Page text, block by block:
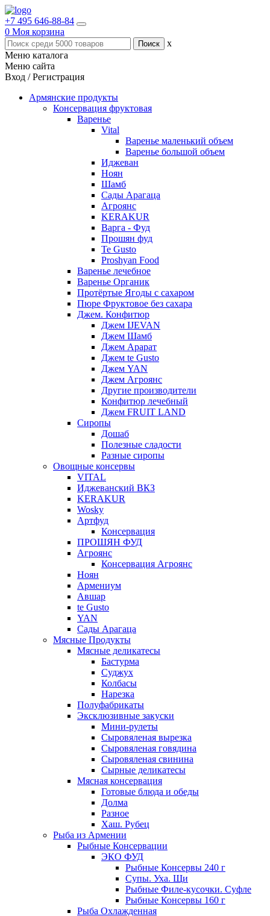
+7 495 646-88-84
0 Моя корзина
x
Меню каталога
Меню сайта
Вход / Регистрация
Армянские продукты
Консервация фруктовая
Варенье
Vital
Варенье маленький объем
Варенье большой объем
Иджеван
Ноян
Шамб
Сады Арагаца
Агроянс
KERAKUR
Варга - Фуд
Прошян фуд
Te Gusto
Proshyan Food
Варенье лечебное
Варенье Органик
Протёртые Ягоды с сахаром
Пюре Фруктовое без сахара
Джем. Конфитюр
Джем IJEVAN
Джем Шамб
Джем Арарат
Джем te Gusto
Джем YAN
Джем Агроянс
Другие производители
Конфитюр лечебный
Джем FRUIT LAND
Сиропы
Дошаб
Полезные сладости
Разные сиропы
Овощные консервы
VITAL
Иджеванский ВКЗ
KERAKUR
Wosky
Артфуд
Консервация
ПРОШЯН ФУД
Агроянс
Консервация Агроянс
Ноян
Армениум
Авшар
te Gusto
YAN
Сады Арагаца
Мясные Продукты
Мясные деликатесы
Бастурма
Суджух
Колбасы
Нарезка
Полуфабрикаты
Эксклюзивные закуски
Мини-рулеты
Сыровяленая вырезка
Сыровяленая говядина
Сыровяленая свинина
Сырные деликатесы
Мясная консервация
Готовые блюда и обеды
Долма
Разное
Хаш. Рубец
Рыба из Армении
Рыбные Консервации
ЭКО ФУД
Рыбные Консервы 240 г
Супы. Уха. Щи
Рыбные Филе-кусочки. Суфле
Рыбные Консервы 160 г
Рыба Охлажденная